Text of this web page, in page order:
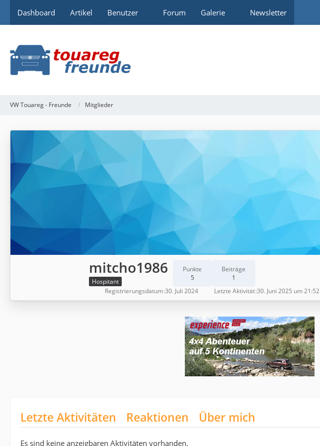
Dashboard Artikel Benutzer Forum Galerie Newsletter
VW Touareg - Freunde Mitglieder
mitcho1986
Hospitant
Punkte
5
Beiträge
1
Registrierungsdatum 30. Juli 2024 Letzte Aktivität 30. Juni 2025 um 21:52
Letzte Aktivitäten Reaktionen Über mich
Es sind keine anzeigbaren Aktivitäten vorhanden.